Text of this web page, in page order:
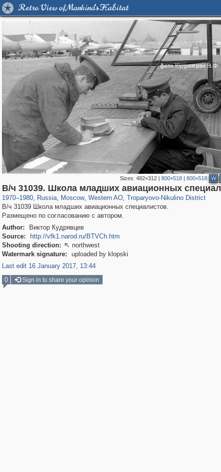
Retro View of Mankind's Habitat
Sizes: 482×312| 800×518| 800×518 W
В/ч 31039. Школа младших авиационных
1970–1980, Russia
1,405,928 29,243
, Moscow
319,716 8,286
, Western AO
27,128 310
, Troparyovo-Nikulino District
2,259 7
В/ч 31039 Школа младших авиационных специалистов.
Размещено по согласованию с автором.
Author:
Виктор Кудрявцев
Source:
http://vfk1.narod.ru/BTVCh.htm
Shooting direction:  northwest
Watermark signature:
uploaded by klopski
Last edit 16 January 2017, 13:44
0
Sign in to share your opinion